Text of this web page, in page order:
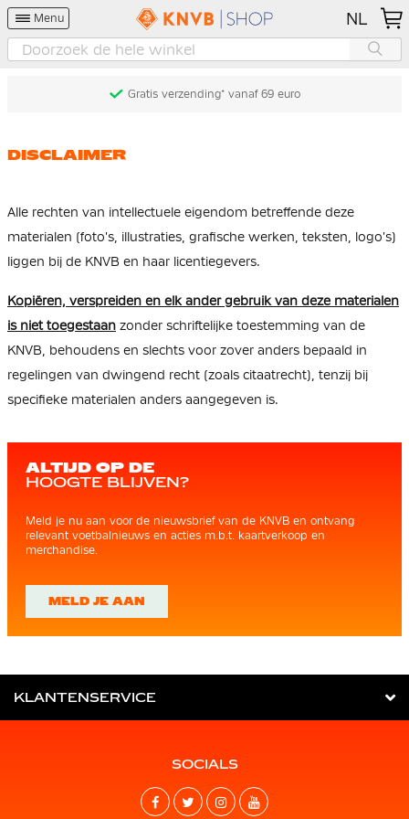
Menu NL
Gratis verzending* vanaf 69 euro
DISCLAIMER
Alle rechten van intellectuele eigendom betreffende deze
materialen (foto's, illustraties, grafische werken, teksten, logo's)
liggen bij de KNVB en haar licentiegevers.
Kopiëren, verspreiden en elk ander gebruik van deze materialen
is niet toegestaan zonder schriftelijke toestemming van de
KNVB, behoudens en slechts voor zover anders bepaald in
regelingen van dwingend recht (zoals citaatrecht), tenzij bij
specifieke materialen anders aangegeven is.
ALTIJD OP DE
HOOGTE BLIJVEN?
Meld je nu aan voor de nieuwsbrief van de KNVB en ontvang
relevant voetbalnieuws en acties m.b.t. kaartverkoop en
merchandise.
MELD JE AAN
KLANTENSERVICE
SOCIALS